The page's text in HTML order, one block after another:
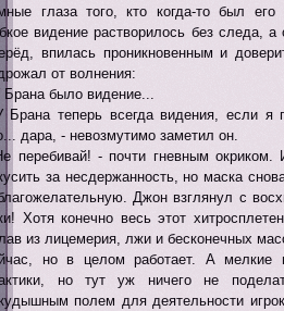
глаза того, кто когда-то был
видение растворилось без следа,
впилась проникновенным и
от волнения:
Брана было видение...
Брана теперь всегда видения, если я
дара, - невозмутимо заметил он.
перебивай! - почти гневным окриком.
за несдержанность, но маска
Джон взглянул с
Хотя конечно весь этот
из лицемерия, лжи и бесконечных
но в целом работает. А мелкие
но тут уж ничего не
полем для деятельности